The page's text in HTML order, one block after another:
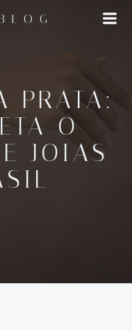
PRATA:
O
JOIAS